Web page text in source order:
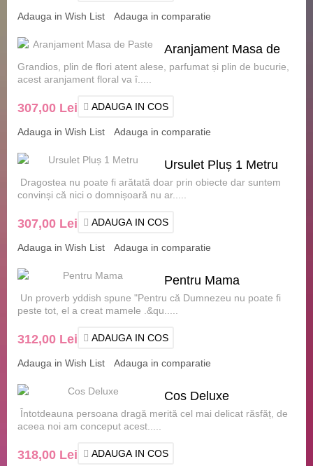
Adauga in Wish List Adauga in comparatie
Aranjament Masa de
Paste
Grandios, plin de flori atent alese, parfumat și plin de bucurie,
acest aranjament floral va î.....
307,00 Lei ADAUGA IN COS
Adauga in Wish List Adauga in comparatie
Ursulet Pluș 1 Metru
Dragostea nu poate fi arătată doar prin obiecte dar suntem
convinși că nici o domnișoară nu ar.....
307,00 Lei ADAUGA IN COS
Adauga in Wish List Adauga in comparatie
Pentru Mama
Un proverb yddish spune "Pentru că Dumnezeu nu poate fi
peste tot, el a creat mamele .&qu.....
312,00 Lei ADAUGA IN COS
Adauga in Wish List Adauga in comparatie
Cos Deluxe
Întotdeauna persoana dragă merită cel mai delicat răsfăț, de
aceea noi am conceput acest.....
318,00 Lei ADAUGA IN COS